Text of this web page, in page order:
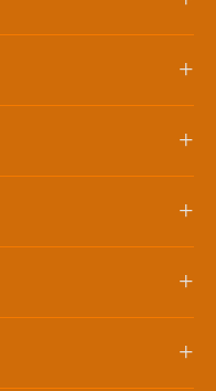
+
+
+
+
+